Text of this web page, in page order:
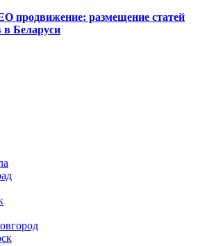
продвижение: размещение статей
в Беларуси